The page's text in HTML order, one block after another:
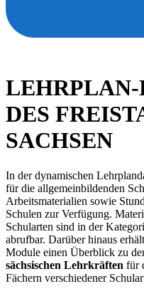
DES
SACHSEN
In der dynamischen
für die allgemeinbildenden
Arbeitsmaterialien sowie
Schulen zur Verfügung.
Schularten sind in der
abrufbar. Darüber hinaus
Module einen Überblick zu
sächsischen Lehrkräften für
Fächern verschiedener